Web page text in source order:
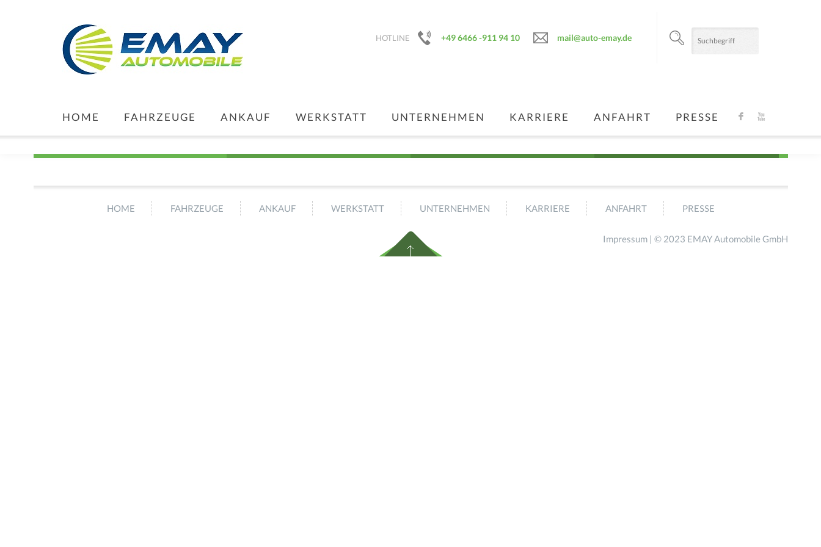
F X
HOTLINE +49 6466 -911 94 10 mail@auto-emay.de
HOME FAHRZEUGE ANKAUF WERKSTATT UNTERNEHMEN KARRIERE ANFAHRT PRESSE
HOME FAHRZEUGE ANKAUF WERKSTATT UNTERNEHMEN KARRIERE ANFAHRT PRESSE
Impressum| © 2023 EMAY Automobile GmbH